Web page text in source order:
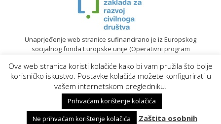
Unaprjeđenje web stranice sufinancirano je iz Europskog
socijalnog fonda Europske unije (Operativni program
© 2020. Sadržaj mrežne stranice isključiva je odgovornost
Gradskog društva Crvenog križa Koprivnica | Izrada web
stranica
Ova web stranica koristi kolačiće kako bi vam pružila što bolje
korisničko iskustvo. Postavke kolačića možete konfigurirati u
vašem internetskom pregledniku.
Prihvaćam korištenje kolačića
Ne prihvaćam korištenje kolačića
Zaštita osobnih